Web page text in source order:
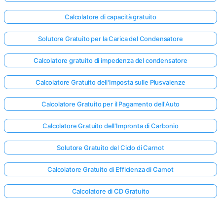
Calcolatore di capacità gratuito
Solutore Gratuito per la Carica del Condensatore
Calcolatore gratuito di impedenza del condensatore
Calcolatore Gratuito dell'Imposta sulle Plusvalenze
Calcolatore Gratuito per il Pagamento dell'Auto
Calcolatore Gratuito dell'Impronta di Carbonio
Solutore Gratuito del Ciclo di Carnot
Calcolatore Gratuito di Efficienza di Carnot
Calcolatore di CD Gratuito